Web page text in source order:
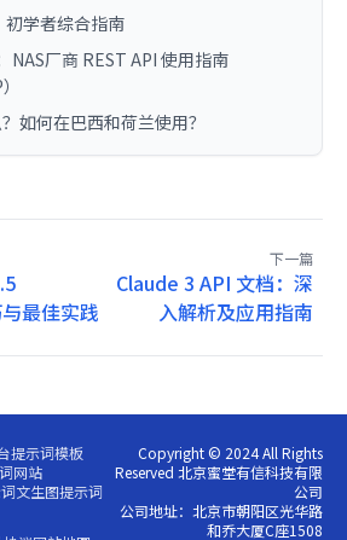
学者综合指南
NAS厂商 REST API 使用指南
如何在巴西和荷兰使用？
最佳实践
下一篇
Claude 3 API 文档：深
入解析及应用指南
提示词模板
网站
文生图提示词
Copyright © 2024 All Rights
Reserved 北京蜜堂有信科技有限
公司
公司地址：北京市朝阳区光华路
和乔大厦C座1508